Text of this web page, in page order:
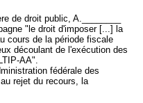
de droit public, A.________
"le droit d'imposer [...] la
cours de la période fiscale
découlant de l'exécution des
AA".
fédérale des
rejet du recours, la